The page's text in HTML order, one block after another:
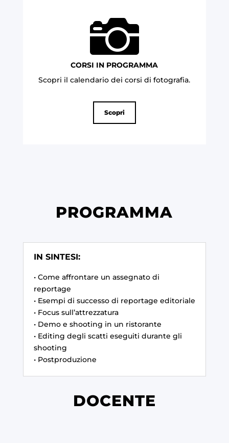

CORSI IN PROGRAMMA
Scopri il calendario dei corsi di fotografia.
Scopri
PROGRAMMA
IN SINTESI:
• Come affrontare un assegnato di
reportage
• Esempi di successo di reportage editoriale
• Focus sull’attrezzatura
• Demo e shooting in un ristorante
• Editing degli scatti eseguiti durante gli
shooting
• Postproduzione
DOCENTE